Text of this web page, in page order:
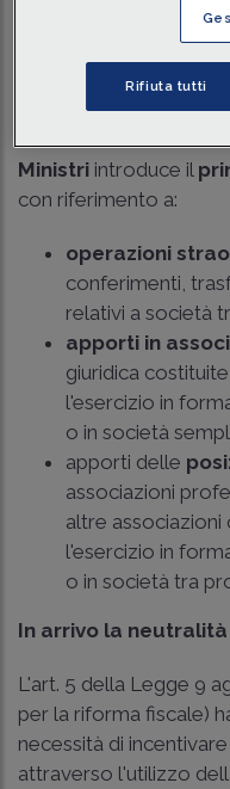
8
decreto
Ministri introduce il
con riferimento a:
operazioni
conferimenti,
relativi a società
apporti in
giuridica
l'esercizio in
o in società
apporti delle
associazioni
altre
l'esercizio in
o in società tra
In arrivo la
L'art. 5 della Legge 9
per la riforma fiscale)
necessità di
attraverso l'utilizzo
Rifiuta tutti